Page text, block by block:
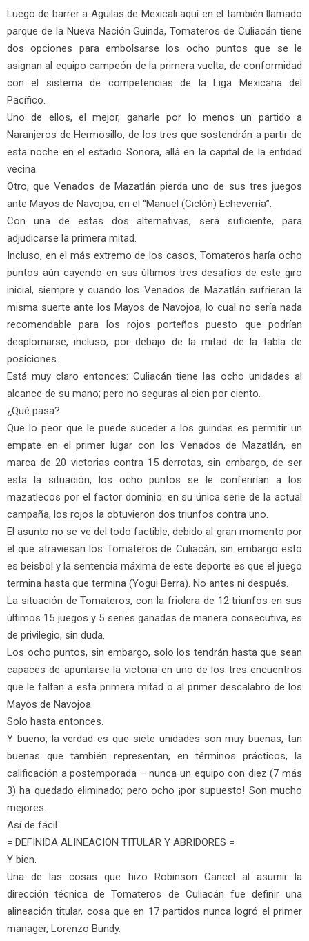
Luego de barrer a Aguilas de Mexicali aquí en el también llamado
parque de la Nueva Nación Guinda, Tomateros de Culiacán tiene
dos opciones para embolsarse los ocho puntos que se le
asignan al equipo campeón de la primera vuelta, de conformidad
con el sistema de competencias de la Liga Mexicana del
Pacífico.
Uno de ellos, el mejor, ganarle por lo menos un partido a
Naranjeros de Hermosillo, de los tres que sostendrán a partir de
esta noche en el estadio Sonora, allá en la capital de la entidad
vecina.
Otro, que Venados de Mazatlán pierda uno de sus tres juegos
ante Mayos de Navojoa, en el “Manuel (Ciclón) Echeverría”.
Con una de estas dos alternativas, será suficiente, para
adjudicarse la primera mitad.
Incluso, en el más extremo de los casos, Tomateros haría ocho
puntos aún cayendo en sus últimos tres desafíos de este giro
inicial, siempre y cuando los Venados de Mazatlán sufrieran la
misma suerte ante los Mayos de Navojoa, lo cual no sería nada
recomendable para los rojos porteños puesto que podrían
desplomarse, incluso, por debajo de la mitad de la tabla de
posiciones.
Está muy claro entonces: Culiacán tiene las ocho unidades al
alcance de su mano; pero no seguras al cien por ciento.
¿Qué pasa?
Que lo peor que le puede suceder a los guindas es permitir un
empate en el primer lugar con los Venados de Mazatlán, en
marca de 20 victorias contra 15 derrotas, sin embargo, de ser
esta la situación, los ocho puntos se le conferirían a los
mazatlecos por el factor dominio: en su única serie de la actual
campaña, los rojos la obtuvieron dos triunfos contra uno.
El asunto no se ve del todo factible, debido al gran momento por
el que atraviesan los Tomateros de Culiacán; sin embargo esto
es beisbol y la sentencia máxima de este deporte es que el juego
termina hasta que termina (Yogui Berra). No antes ni después.
La situación de Tomateros, con la friolera de 12 triunfos en sus
últimos 15 juegos y 5 series ganadas de manera consecutiva, es
de privilegio, sin duda.
Los ocho puntos, sin embargo, solo los tendrán hasta que sean
capaces de apuntarse la victoria en uno de los tres encuentros
que le faltan a esta primera mitad o al primer descalabro de los
Mayos de Navojoa.
Solo hasta entonces.
Y bueno, la verdad es que siete unidades son muy buenas, tan
buenas que también representan, en términos prácticos, la
calificación a postemporada – nunca un equipo con diez (7 más
3) ha quedado eliminado; pero ocho ¡por supuesto! Son mucho
mejores.
Así de fácil.
= DEFINIDA ALINEACION TITULAR Y ABRIDORES =
Y bien.
Una de las cosas que hizo Robinson Cancel al asumir la
dirección técnica de Tomateros de Culiacán fue definir una
alineación titular, cosa que en 17 partidos nunca logró el primer
manager, Lorenzo Bundy.